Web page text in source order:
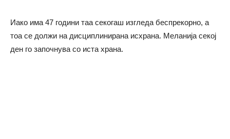
Иако има 47 години таа секогаш изгледа беспрекорно, а
тоа се должи на дисциплинирана исхрана. Меланија секој
ден го започнува со иста храна.